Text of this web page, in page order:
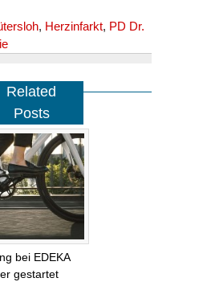
, Herzinfarkt, PD Dr.
Related
Posts
bei EDEKA
gestartet